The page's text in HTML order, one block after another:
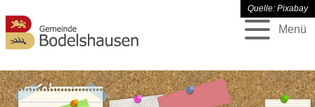
Menü
Quelle: Pixabay